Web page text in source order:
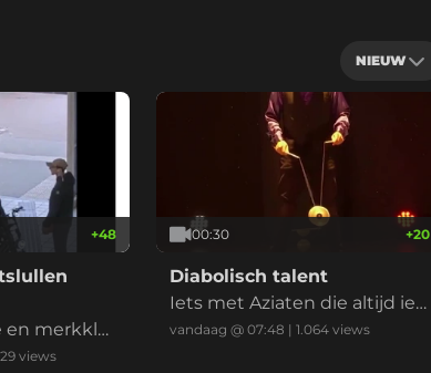
NIEUW
+48
en merkkle
wat eur
views
00:30 +20
Diabolisch talent
Iets met Aziaten die altijd iet
s beter kunnen
vandaag @ 07:48 |1.064 views